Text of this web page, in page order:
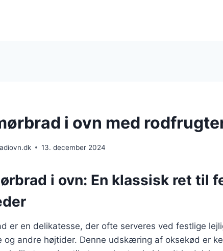
i ovn med
13. december 2024
i ovn: En klassisk ret til
er en delikatesse, der ofte serveres ved festlige
og andre højtider. Denne udskæring af oksekød er